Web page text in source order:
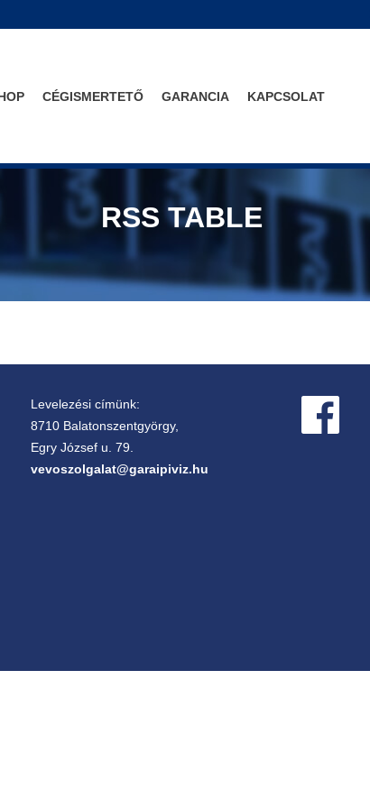
CÉGISMERTETŐ GARANCIA KAPCSOLAT
RSS TABLE
Levelezési címünk:
8710 Balatonszentgyörgy,
Egry József u. 79.
vevoszolgalat@garaipiviz.hu